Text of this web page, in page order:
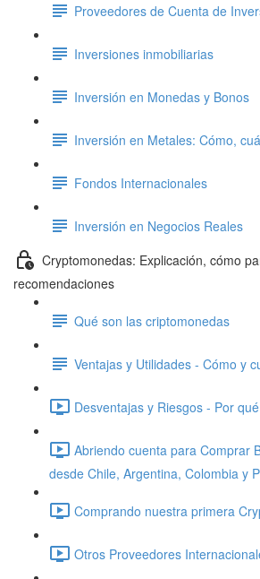
Proveedores de Cuenta de
Inversiones inmobiliarias
Inversión en Monedas y Bonos
Inversión en Metales: Cómo,
Fondos Internacionales
Inversión en Negocios Reales
Cryptomonedas: Explicación, cómo
recomendaciones
Qué son las criptomonedas
Ventajas y Utilidades - Cómo y
Desventajas y Riesgos - Por
Abriendo cuenta para Comprar
desde Chile, Argentina, Colombia y
Comprando nuestra primera
Otros Proveedores